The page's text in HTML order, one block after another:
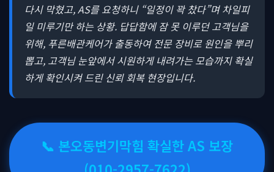
다시 막혔고, AS를 요청하니 “일정이 꽉 찼다”며 차일피
일 미루기만 하는 상황. 답답함에 잠 못 이루던 고객님을
위해, 푸른배관케어가 출동하여 전문 장비로 원인을 뿌리
뽑고, 고객님 눈앞에서 시원하게 내려가는 모습까지 확실
하게 확인시켜 드린 신뢰 회복 현장입니다.
📞 본오동변기막힘 확실한 AS 보장